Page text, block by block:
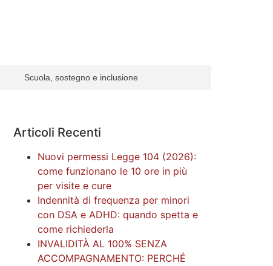
Scuola, sostegno e inclusione
Articoli Recenti
Nuovi permessi Legge 104 (2026):
come funzionano le 10 ore in più
per visite e cure
Indennità di frequenza per minori
con DSA e ADHD: quando spetta e
come richiederla
INVALIDITÀ AL 100% SENZA
ACCOMPAGNAMENTO: PERCHÉ